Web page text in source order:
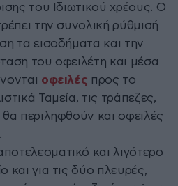
του Ιδιωτικού χρέους. Ο
την συνολική ρύθμισή
τα εισοδήματα και την
του οφειλέτη και μέσα
οφειλές προς το
Ταμεία, τις τράπεζες,
περιληφθούν και οφειλές
και λιγότερο
και για τις δύο πλευρές,